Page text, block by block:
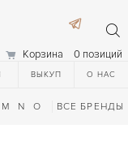
Корзина 0 позиций
ВЫКУП О НАС
M N O Q R S T
ВСЕ БРЕНДЫ